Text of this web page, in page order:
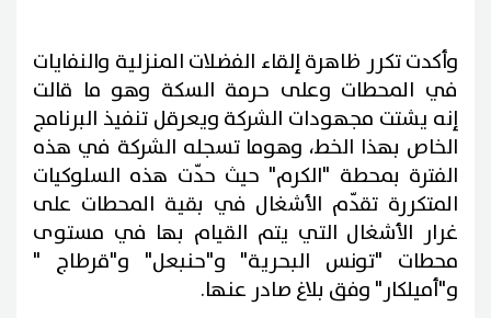
وأكدت تكرر ظاهرة إلقاء الفضلات المنزلية والنفايات
في المحطات وعلى حرمة السكة وهو ما قالت
إنه يشتت مجهودات الشركة ويعرقل تنفيذ البرنامج
الخاص بهذا الخط، وهوما تسجله الشركة في هذه
الفترة بمحطة "الكرم" حيث حدّت هذه السلوكيات
المتكررة تقدّم الأشغال في بقية المحطات على
غرار الأشغال التي يتم القيام بها في مستوى
محطات "تونس البحرية" و"حنبعل" و"قرطاج "
و"أميلكار" وفق بلاغ صادر عنها.